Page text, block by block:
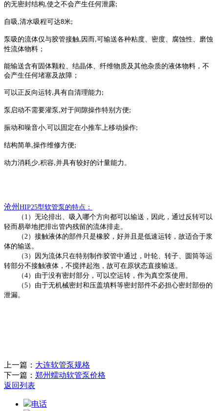
的无密封结构,使之不会产生任何泄露;
自吸 ,清水吸程可达8米;
泵吸的流体仅与胶管接触, 因而 ,可输送各种粘度、密度、腐蚀性、磨蚀
性流体物料；
能输送含有固体颗粒、结晶体、纤维物质及其他杂质的液体物料，不
会产生任何堵塞及故障；
可以正反向运转,具有自清理能力 ;
泵启动不需要灌泵 ,对于间隙操作特别方便;
振动和噪音小,可以固定在小推车上移动操作;
结构简单,操作维修方便;
动力消耗少,积容,并具有较好的计量能力。
沧州 HIP25型软管泵 的特点：
（ 1）无论排出、吸入哪个方向都可以输送，因此，通过反转可以
轻而易举地把排出管内残留的流体排走。
（2）接触液体的部件只是橡胶，好并且是低速运转，故适合于浆
体的输送。
（3）因为流体只在特别制作胶管中通过，叶轮、转子、圆筒等运
转部分不接触液体，不搅拌起泡，故可在原状态直接输送。
（4）由于没有密封部分，可以空运转，作为真空泵使用。
（5）由于无机械密封和压盖填料等密封部件不必担心密封部份的
泄漏。
上一篇： 大连软管泵规格
下一篇： 郑州蠕动软管泵价格
返回列表
电话